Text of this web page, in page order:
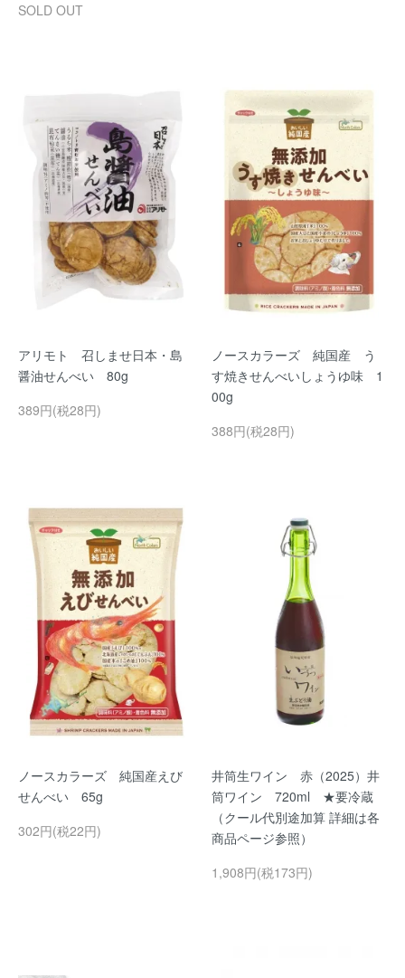
SOLD OUT
アリモト 召しませ日本・島
醤油せんべい 80g
389円(税28円)
ノースカラーズ 純国産 う
す焼きせんべいしょうゆ味 1
00g
388円(税28円)
ノースカラーズ 純国産えび
せんべい 65g
302円(税22円)
井筒生ワイン 赤（2025）井
筒ワイン 720ml ★要冷蔵
（クール代別途加算 詳細は各
商品ページ参照）
1,908円(税173円)